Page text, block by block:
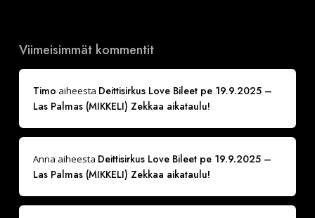
Viimeisimmät kommentit
Timo aiheesta Deittisirkus Love Bileet pe 19.9.2025 –
Las Palmas (MIKKELI) Zekkaa aikataulu!
Anna aiheesta Deittisirkus Love Bileet pe 19.9.2025 –
Las Palmas (MIKKELI) Zekkaa aikataulu!